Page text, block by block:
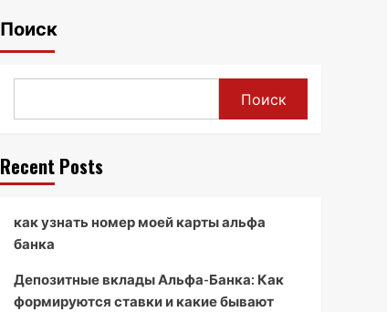
Поиск
Поиск
Recent Posts
как узнать номер моей карты альфа
банка
Депозитные вклады Альфа-Банка: Как
формируются ставки и какие бывают